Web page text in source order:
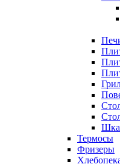
Термосы
Фризеры